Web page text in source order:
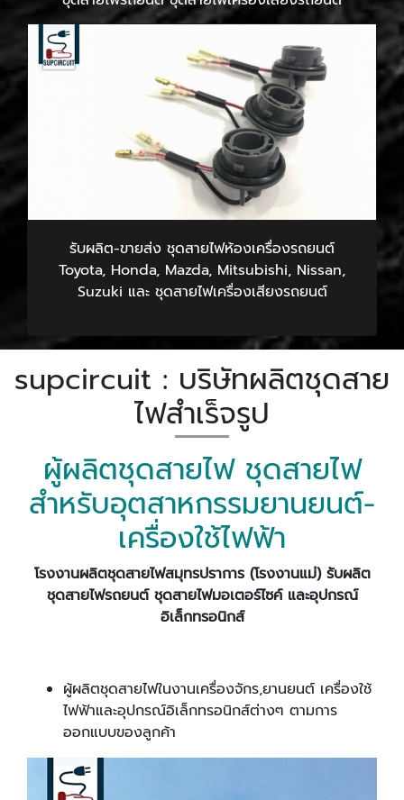
รับผลิต-ขายส่ง ชุดสายไฟห้องเครื่องรถยนต์
Toyota, Honda, Mazda, Mitsubishi, Nissan,
Suzuki และ ชุดสายไฟเครื่องเสียงรถยนต์
supcircuit : บริษัทผลิตชุดสาย
ไฟสำเร็จรูป
ผู้ผลิตชุดสายไฟ ชุดสายไฟ
สำหรับอุตสาหกรรมยานยนต์-
เครื่องใช้ไฟฟ้า
โรงงานผลิตชุดสายไฟสมุทรปราการ (โรงงานแม่) รับผลิต
ชุดสายไฟรถยนต์ ชุดสายไฟมอเตอร์ไซค์ และอุปกรณ์
อิเล็กทรอนิกส์
ผู้ผลิตชุดสายไฟในงานเครื่องจักร,ยานยนต์ เครื่องใช้
ไฟฟ้าและอุปกรณ์อิเล็กทรอนิกส์ต่างๆ ตามการ
ออกแบบของลูกค้า